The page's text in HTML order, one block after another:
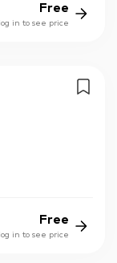
Free
log in to see price
Free
log in to see price